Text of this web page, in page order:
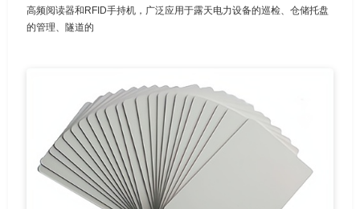
高频阅读器和RFID手持机，广泛应用于露天电力设备的巡检、仓储托盘
的管理、隧道的